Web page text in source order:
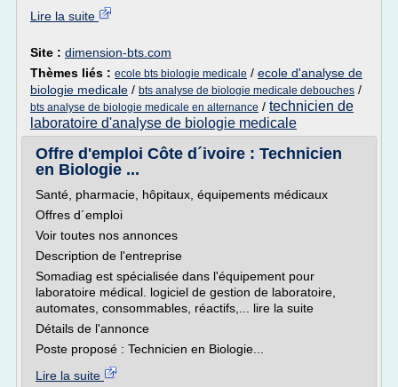
Lire la suite
Site : dimension-bts.com
Thèmes liés : ecole bts biologie medicale / ecole d'analyse de
biologie medicale / bts analyse de biologie medicale debouches /
bts analyse de biologie medicale en alternance / technicien de
laboratoire d'analyse de biologie medicale
Offre d'emploi Côte d´ivoire : Technicien
en Biologie ...
Santé, pharmacie, hôpitaux, équipements médicaux
Offres d´emploi
Voir toutes nos annonces
Description de l'entreprise
Somadiag est spécialisée dans l'équipement pour
laboratoire médical. logiciel de gestion de laboratoire,
automates, consommables, réactifs,... lire la suite
Détails de l'annonce
Poste proposé : Technicien en Biologie...
Lire la suite